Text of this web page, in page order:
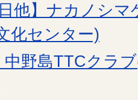
日他】ナカノシ
化センター)
中野島TTCクラ